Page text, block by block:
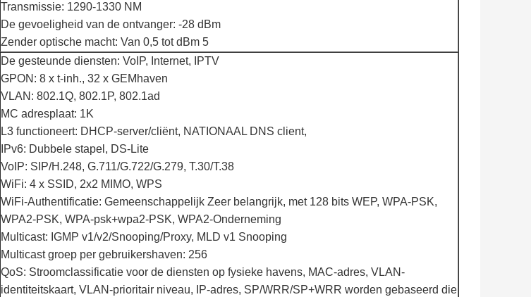
Transmissie: 1290-1330 NM
De gevoeligheid van de ontvanger: -28 dBm
Zender optische macht: Van 0,5 tot dBm 5
De gesteunde diensten: VoIP, Internet, IPTV
GPON: 8 x t-inh., 32 x GEMhaven
VLAN: 802.1Q, 802.1P, 802.1ad
MC adresplaat: 1K
L3 functioneert: DHCP-server/cliënt, NATIONAAL DNS client,
IPv6: Dubbele stapel, DS-Lite
VoIP: SIP/H.248, G.711/G.722/G.279, T.30/T.38
WiFi: 4 x SSID, 2x2 MIMO, WPS
WiFi-Authentificatie: Gemeenschappelijk Zeer belangrijk, met 128 bits WEP, WPA-PSK,
WPA2-PSK, WPA-psk+wpa2-PSK, WPA2-Onderneming
Multicast: IGMP v1/v2/Snooping/Proxy, MLD v1 Snooping
Multicast groep per gebruikershaven: 256
QoS: Stroomclassificatie voor de diensten op fysieke havens, MAC-adres, VLAN-
identiteitskaart, VLAN-prioritair niveau, IP-adres, SP/WRR/SP+WRR worden gebaseerd die